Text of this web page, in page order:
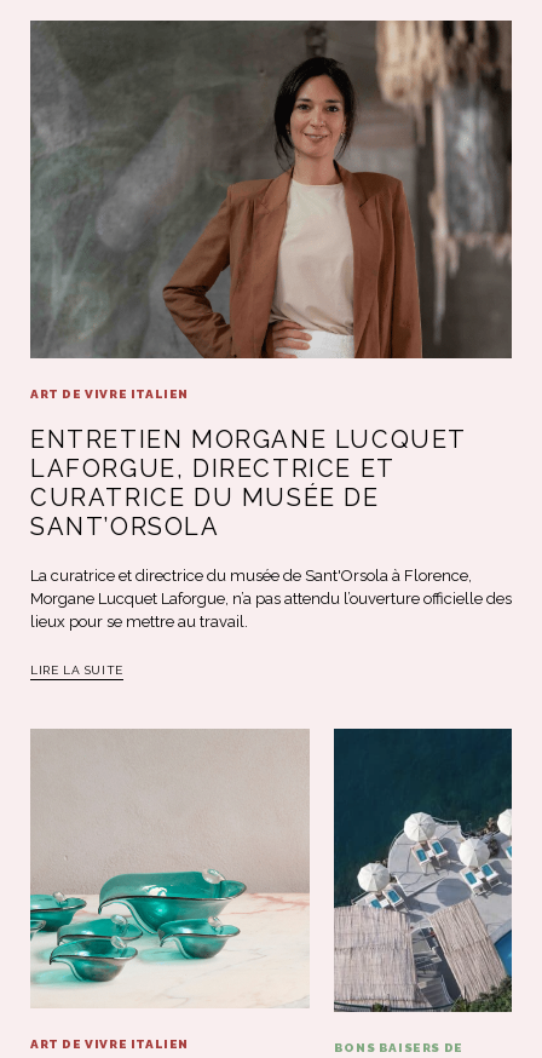
ART DE VIVRE ITALIEN
ENTRETIEN MORGANE LUCQUET
LAFORGUE, DIRECTRICE ET
CURATRICE DU MUSÉE DE
SANT’ORSOLA
La curatrice et directrice du musée de Sant'Orsola à Florence,
Morgane Lucquet Laforgue, n’a pas attendu l’ouverture officielle des
lieux pour se mettre au travail.
LIRE LA SUITE
ART DE VIVRE ITALIEN BONS BAISERS DE